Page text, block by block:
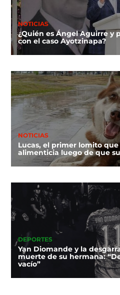
NOTICIAS
¿Quién es Ángel Aguirre y
con el caso Ayotzinapa?
NOTICIAS
Lucas, el primer lomito
alimenticia luego de que
DEPORTES
Yan Diomande y la
muerte de su hermana:
vacío”